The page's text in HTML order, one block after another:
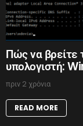
Πώς να βρείτε
υπολογιστή:
πριν 2 χρόνια
READ MORE